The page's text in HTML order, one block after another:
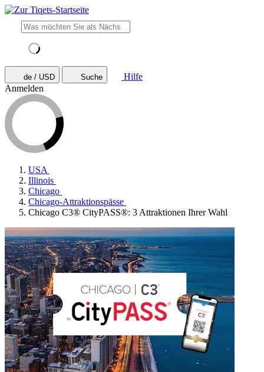
de / USD Suche
Hilfe
Anmelden
USA
Illinois
Chicago
Chicago-Attraktionspässe
Chicago C3® CityPASS®: 3 Attraktionen Ihrer Wahl